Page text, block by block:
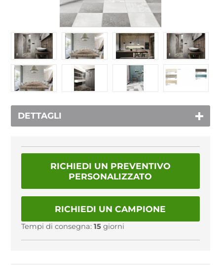
DETTAGLI
RICHIEDI UN PREVENTIVO
PERSONALIZZATO
RICHIEDI UN CAMPIONE
Tempi di consegna: 15giorni